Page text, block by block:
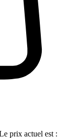
prix actuel est :